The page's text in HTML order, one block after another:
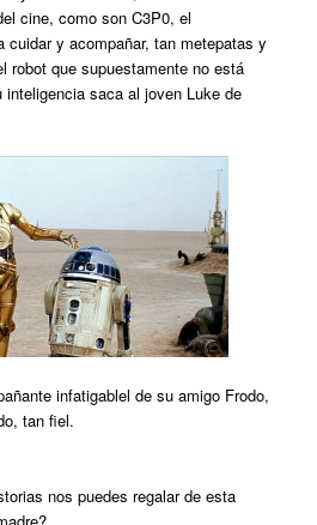
cine, como son C3P0, el
cuidar y acompañar, tan metepatas y
robot que supuestamente no está
saca al joven Luke de
infatigablel de su amigo Frodo,
tan fiel.
nos puedes regalar de esta